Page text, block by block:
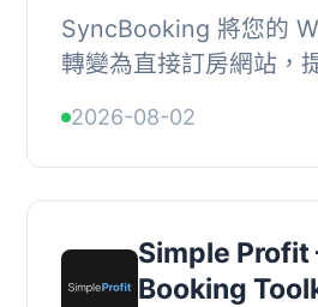
SyncBooking 將您的
轉變為直接訂房網站，
詢，讓客人能夠輕鬆完
要功能】 , ...
2026-08-02
Simple Profit
Booking